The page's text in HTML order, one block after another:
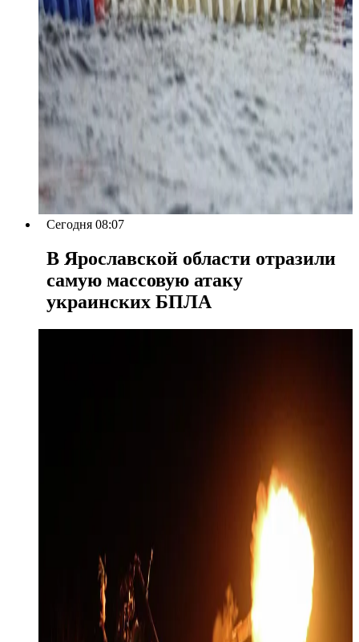
Сегодня 08:07
В Ярославской области отразили
самую массовую атаку
украинских БПЛА